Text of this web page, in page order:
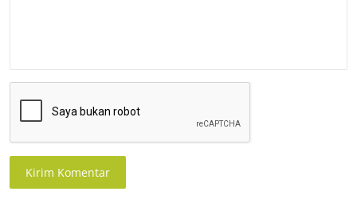
Kirim Komentar